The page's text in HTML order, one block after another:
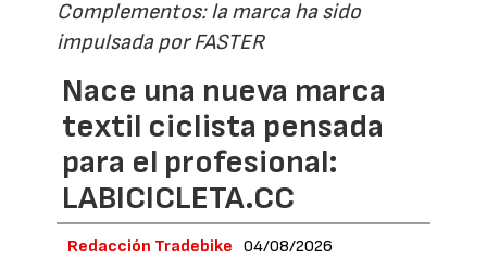
Complementos: la marca ha sido
impulsada por FASTER
Nace una nueva marca
textil ciclista pensada
para el profesional:
LABICICLETA.CC
Redacción Tradebike 04/08/2026